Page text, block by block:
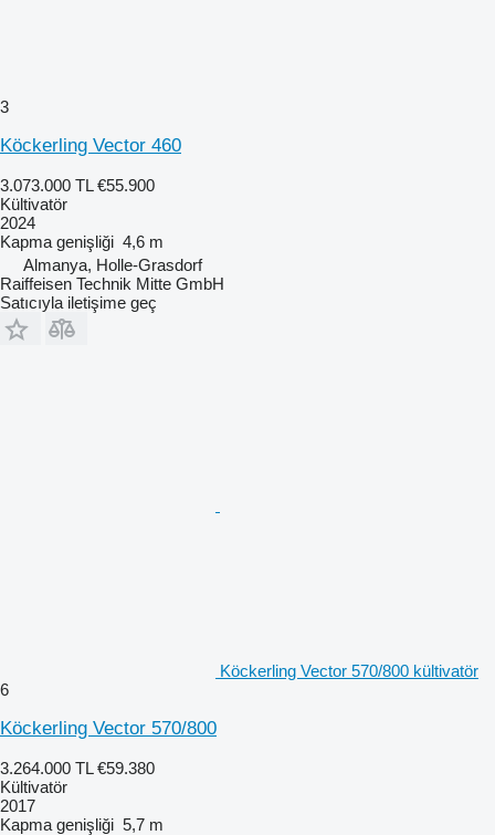
3
Köckerling Vector 460
3.073.000 TL €55.900
Kültivatör
2024
Kapma genişliği 4,6 m
Almanya, Holle-Grasdorf
Raiffeisen Technik Mitte GmbH
Satıcıyla iletişime geç
Köckerling Vector 570/800 kültivatör
6
Köckerling Vector 570/800
3.264.000 TL €59.380
Kültivatör
2017
Kapma genişliği 5,7 m